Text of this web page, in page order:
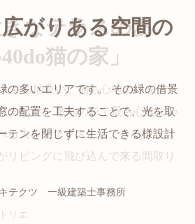
も心地良い、猫も心地よいをテー
ました。 敷地の中で最も心地よい
る大きなテラスとし、そのテラス
リビングに飛び込んで来る間取り
リエ
がりある空間の
の多いエリアです。 その緑の借景
の配置を工夫することで、光を取
テンを閉じずに生活できる様設計
テクツ 一級建築士事務所
開いて造った、ワイルドなゲスト
空間が広がる都市型住宅です。
、その趣を残しつつ孫世帯の住居